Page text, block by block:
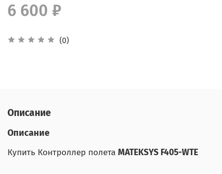
(0)
6 600 ₽
Описание
Описание
Купить Контроллер полета MATEKSYS F405-WTE